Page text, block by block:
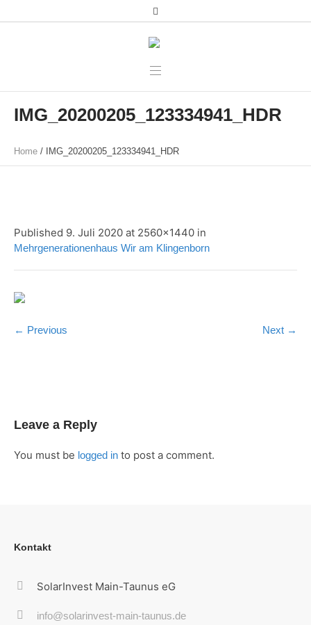
IMG_20200205_123334941_HDR
Home / IMG_20200205_123334941_HDR
Published 9. Juli 2020 at 2560×1440 in
Mehrgenerationenhaus Wir am Klingenborn
← Previous Next →
Leave a Reply
You must be logged in to post a comment.
Kontakt
SolarInvest Main-Taunus eG
info@solarinvest-main-taunus.de